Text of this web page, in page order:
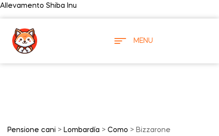
Allevamento Shiba Inu
MENU
Pensione cani > Lombardía > Como > Bizzarone